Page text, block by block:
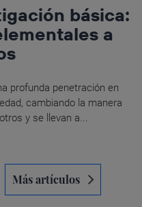
básica:
a
profunda penetración en
cambiando la manera
y se llevan a...
Más artículos